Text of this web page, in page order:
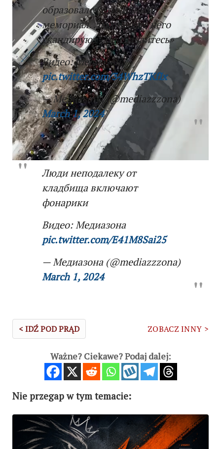
образовался стихийный
мемориал. Люди возле него
скандируют «Не сдавайтесь»
Видео: Медиазона
pic.twitter.com/34WhzTKfIx
— Медиазона (@mediazzzona)
March 1, 2024
Люди неподалеку от
кладбища включают
фонарики
Видео: Медиазона
pic.twitter.com/E41M8Sai25
— Медиазона (@mediazzzona)
March 1, 2024
< IDŹ POD PRĄD ZOBACZ INNY >
Ważne? Ciekawe? Podaj dalej:
Nie przegap w tym temacie: